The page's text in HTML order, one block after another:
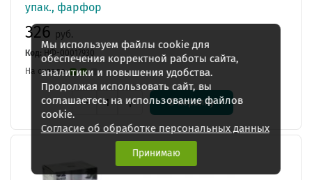
упак., фарфор
326 руб.
Код: НФ-00017930
На складе:
В корзину
Мы используем файлы cookie для
обеспечения корректной работы сайта,
аналитики и повышения удобства.
Продолжая использовать сайт, вы
соглашаетесь на использование файлов
cookie.
Согласие об обработке персональных данных
Принимаю